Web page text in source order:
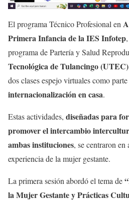
El programa Técnico Profesional en
Primera Infancia de la IES Infotep
programa de Partería y Salud
Tecnológica de Tulancingo (UTEC)
dos clases espejo virtuales como parte
internacionalización en casa.
Estas actividades, diseñadas para
promover el intercambio
ambas instituciones, se centraron en
experiencia de la mujer gestante.
La primera sesión abordó el tema de
la Mujer Gestante y Prácticas